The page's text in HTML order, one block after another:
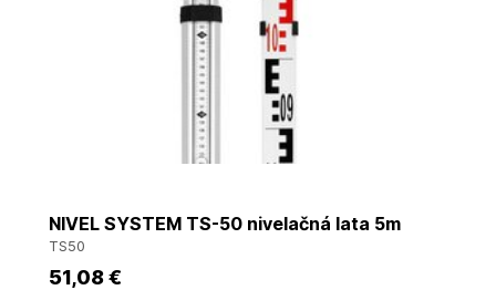
NIVEL SYSTEM TS-50 nivelačná lata 5m
TS50
51,08 €